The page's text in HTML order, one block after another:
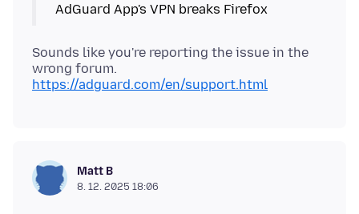
Sounds like you're reporting the issue in the
wrong forum.
https://adguard.com/en/support.html
Matt B
8. 12. 2025 18:06